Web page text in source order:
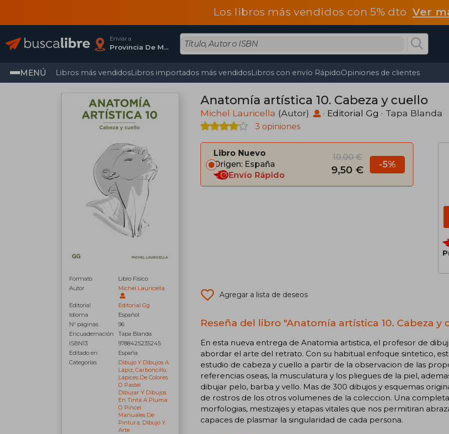
Los libros más vendidos con 5% dtoVer
Enviar a
Provincia De Madrid
MENÚ Libros más vendidosLibros importados más vendidosLibros con envío RápidoOpiniones de clientes
Formato
Libro Físico
Autor
Michel Lauricella
Editorial
Editorial Gg
Idioma
Español
N° páginas
96
Encuadernación
Tapa Blanda
ISBN13
9788425235245
Editado en
España
Categorías
Dibujo Y Dibujos A
Lápiz, Carboncillo,
Lápices De Colores
O Pastel
Dibujar Y Dibujos
En Tinta A Pluma
O Pincel
Manuales De
Pintura, Dibujo Y
Arte
Anatomía artística 10. Cabeza y cuello
Michel Lauricella (Autor) · Editorial Gg · Tapa Blanda
3 opiniones
Libro Nuevo
Origen: España
Envío Rápido
10,00 €
9,50 € -5%
Agregar a lista de deseos
Reseña del libro "Anatomía artística 10. Cabeza y
En esta nueva entrega de Anatomia artistica, el profesor de
abordar el arte del retrato. Con su habitual enfoque sintetico,
estudio de cabeza y cuello a partir de la observacion de las
referencias oseas, la musculatura y los pliegues de la piel,
dibujar pelo, barba y vello. Mas de 300 dibujos y esquemas
de rostros de los otros volumenes de la coleccion. Una
morfologias, mestizajes y etapas vitales que nos permitiran
capaces de plasmar la singularidad de cada persona.